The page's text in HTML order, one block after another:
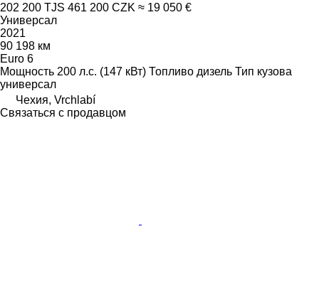
202 200 TJS 461 200 CZK ≈ 19 050 €
Универсал
2021
90 198 км
Euro 6
Мощность 200 л.с. (147 кВт) Топливо дизель Тип кузова
универсал
Чехия, Vrchlabí
Связаться с продавцом